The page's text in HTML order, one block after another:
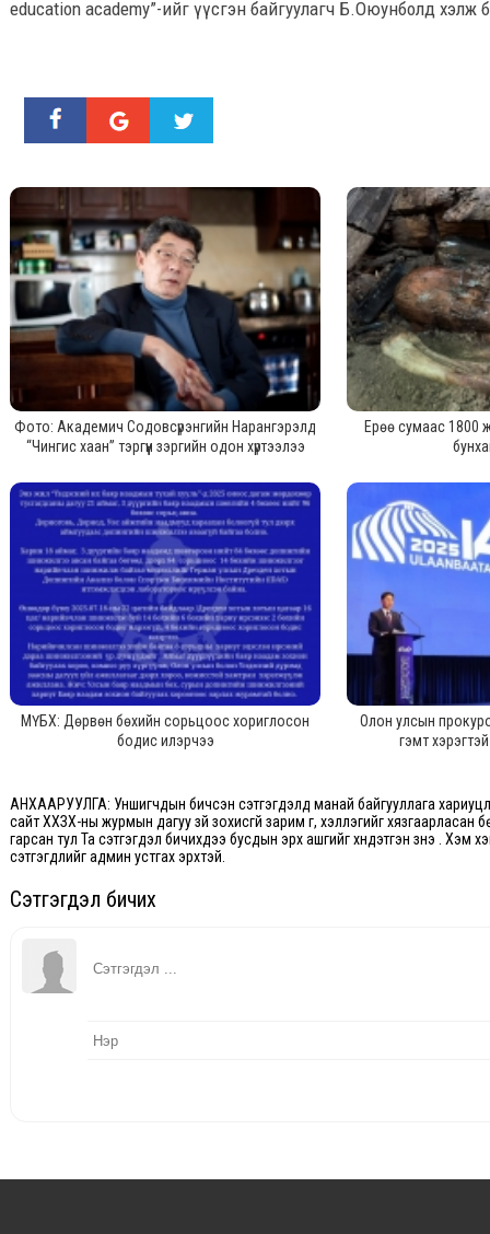
education academy”-ийг үүсгэн байгуулагч Б.Оюунболд хэлж
Фото: Академич Содовсүрэнгийн Нарангэрэлд
“Чингис хаан” тэргүүн зэргийн одон хүртээлээ
Ерөө сумаас 1800
МҮБХ: Дөрвөн бөхийн сорьцоос хориглосон
бодис илэрчээ
Олон улсын
гэмт
АНХААРУУЛГА: Уншигчдын бичсэн сэтгэгдэлд манай байгууллага
сайт ХХЗХ-ны журмын дагуу зүй зохисгүй зарим үг, хэллэгийг хязгаарласан
гарсан тул Та сэтгэгдэл бичихдээ бусдын эрх ашгийг хүндэтгэн үзнэ үү. Хэм
сэтгэгдлийг админ устгах эрхтэй.
Сэтгэгдэл бичих